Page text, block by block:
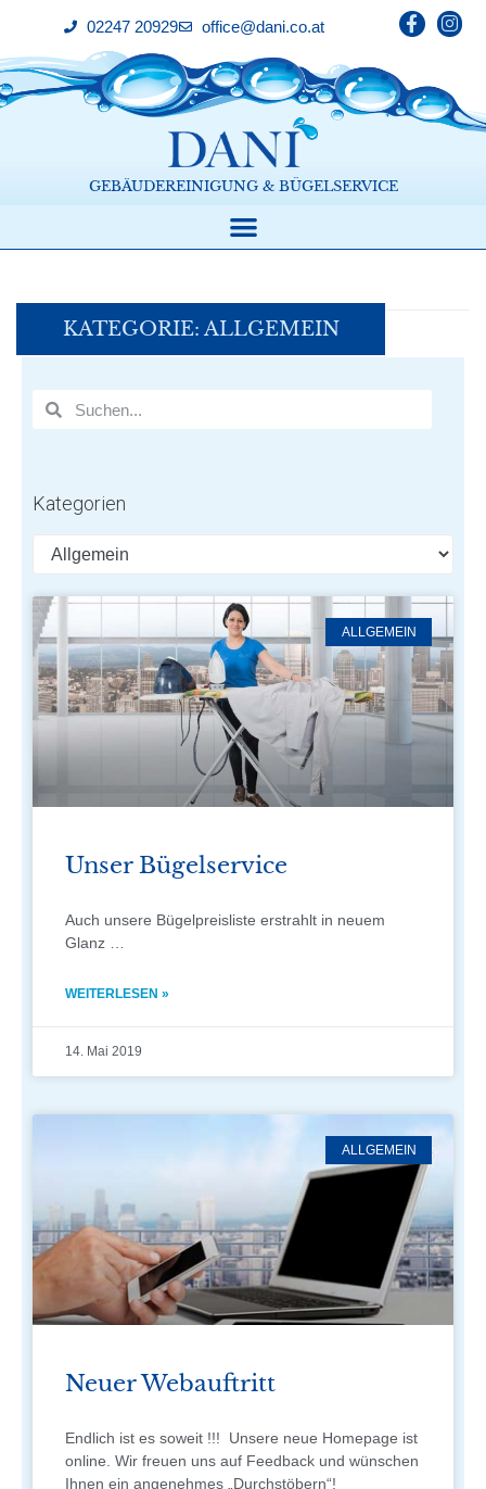
02247 20929 office@dani.co.at
GEBÄUDEREINIGUNG & BÜGELSERVICE
/ Allgemein
KATEGORIE: ALLGEMEIN
ALLGEMEIN
Unser Bügelservice
Auch unsere Bügelpreisliste erstrahlt in neuem
Glanz …
WEITERLESEN »
14. Mai 2019
ALLGEMEIN
Neuer Webauftritt
Endlich ist es soweit !!! Unsere neue Homepage ist
online. Wir freuen uns auf Feedback und wünschen
Ihnen ein angenehmes „Durchstöbern“!
Kategorien